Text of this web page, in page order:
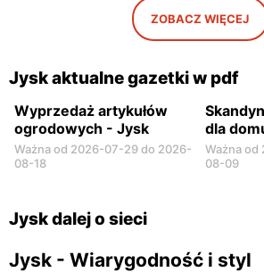
Władysława Stanisława
Reymonta 7a
ZOBACZ WIĘCEJ
Jysk aktualne gazetki w pdf
Wyprzedaż artykułów
ogrodowych - Jysk
Ważna od 2026-07-29 do 2026-
08-18
dla
Ważna
08-09
Jysk dalej o sieci
Jysk - Wiarygodność i styl